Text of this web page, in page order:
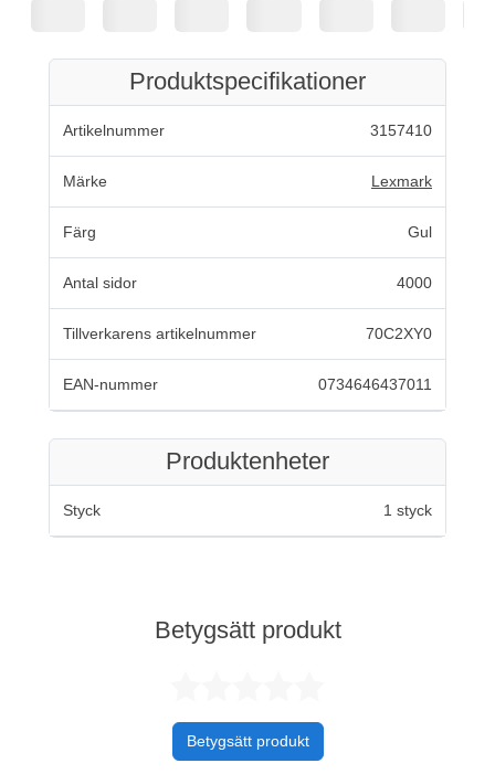
Produktspecifikationer
Artikelnummer 3157410
Märke Lexmark
Färg Gul
Antal sidor 4000
Tillverkarens artikelnummer 70C2XY0
EAN-nummer 0734646437011
Produktenheter
Styck 1 styck
Betygsätt produkt
Betygsätt produkt